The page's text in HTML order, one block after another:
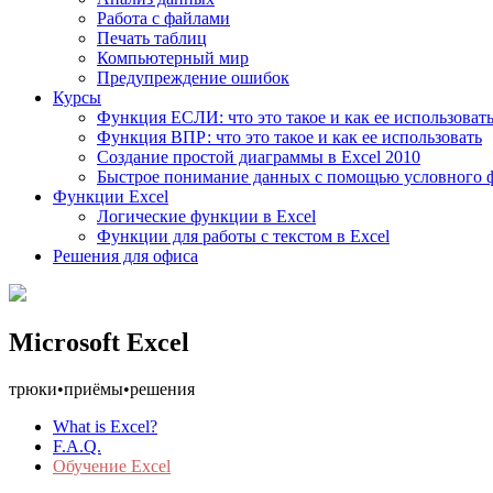
Работа с файлами
Печать таблиц
Компьютерный мир
Предупреждение ошибок
Курсы
Функция ЕСЛИ: что это такое и как ее использовать
Функция ВПР: что это такое и как ее использовать
Создание простой диаграммы в Excel 2010
Быстрое понимание данных с помощью условного
Функции Excel
Логические функции в Excel
Функции для работы с текстом в Excel
Решения для офиса
Microsoft Excel
трюки•приёмы•решения
What is Excel?
F.A.Q.
Обучение Excel